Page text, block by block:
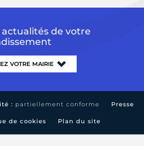
actualités de votre
: partiellement conforme Presse
de cookies Plan du site